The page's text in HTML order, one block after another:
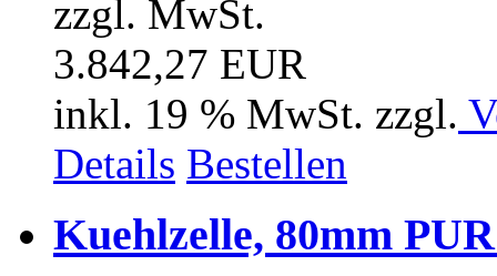
zzgl. MwSt.
3.842,27 EUR
inkl. 19 % MwSt. zzgl.
Details Bestellen
Kuehlzelle, 80mm